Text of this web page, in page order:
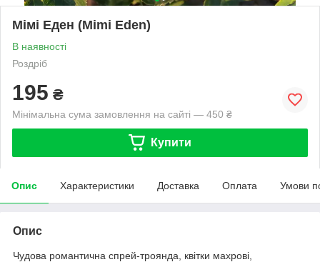
Мімі Еден (Mimi Eden)
В наявності
Роздріб
195 ₴
Мінімальна сума замовлення на сайті — 450 ₴
Купити
Опис Характеристики Доставка Оплата Умови
Опис
Чудова романтична спрей-троянда, квітки махрові,